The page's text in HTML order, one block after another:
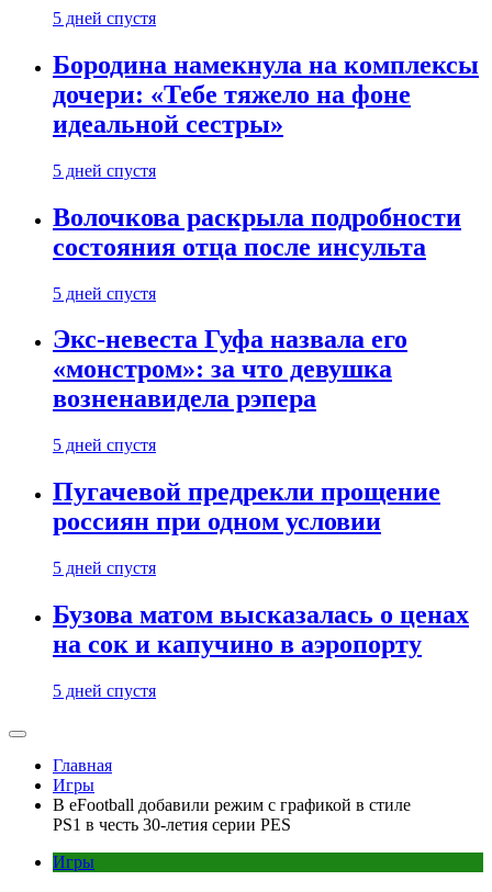
5 дней спустя
Бородина намекнула на комплексы
дочери: «Тебе тяжело на фоне
идеальной сестры»
5 дней спустя
Волочкова раскрыла подробности
состояния отца после инсульта
5 дней спустя
Экс-невеста Гуфа назвала его
«монстром»: за что девушка
возненавидела рэпера
5 дней спустя
Пугачевой предрекли прощение
россиян при одном условии
5 дней спустя
Бузова матом высказалась о ценах
на сок и капучино в аэропорту
5 дней спустя
Главная
Игры
В eFootball добавили режим с графикой в стиле
PS1 в честь 30-летия серии PES
Игры